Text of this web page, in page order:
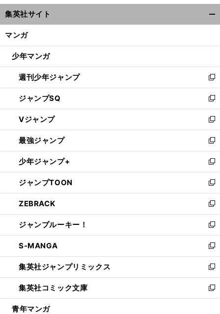
ウ
ィ
ン
ウ
開
く
集英社サイト
マンガ
少年マンガ
週刊少年ジャンプ
新
し
い
ウ
ィ
ン
ド
ウ
で
開
く
ジャンプSQ
新
し
い
ウ
ィ
ン
ド
ウ
で
開
く
Vジャンプ
新
し
い
ウ
ィ
ン
ド
ウ
で
開
く
最強ジャンプ
新
し
い
ウ
ィ
ン
ド
ウ
で
開
く
少年ジャンプ+
新
し
い
ウ
ィ
ン
ド
ウ
で
開
く
ジャンプTOON
新
し
い
ウ
ィ
ン
ド
ウ
で
開
く
ZEBRACK
新
し
い
ウ
ィ
ン
ド
ウ
で
開
ジャンプルーキー！
新
し
い
ウ
ィ
ン
ド
ウ
S-MANGA
新
し
い
ウ
ィ
ン
集英社ジャンプリミックス
新
し
い
ウ
集英社コミック文庫
新
し
青年マンガ